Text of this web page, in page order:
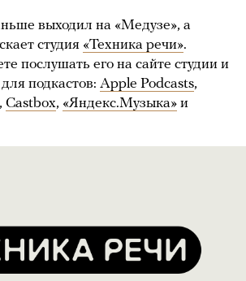
выходил на «Медузе», а
студия «Техника речи».
послушать его на сайте студии и
подкастов: Apple Podcasts,
, Castbox, «Яндекс.Музыка» и